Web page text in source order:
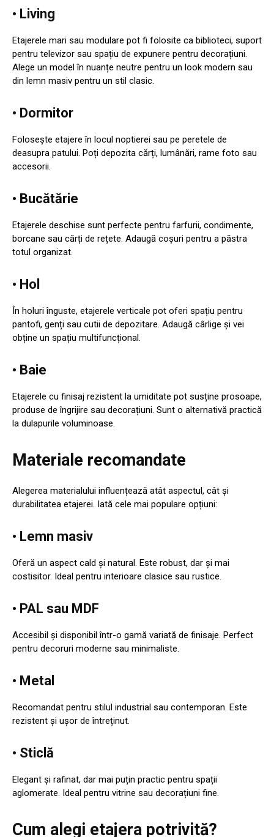
• Living
Etajerele mari sau modulare pot fi folosite ca biblioteci, suport
pentru televizor sau spațiu de expunere pentru decorațiuni.
Alege un model în nuanțe neutre pentru un look modern sau
din lemn masiv pentru un stil clasic.
• Dormitor
Folosește etajere în locul noptierei sau pe peretele de
deasupra patului. Poți depozita cărți, lumânări, rame foto sau
accesorii.
• Bucătărie
Etajerele deschise sunt perfecte pentru farfurii, condimente,
borcane sau cărți de rețete. Adaugă coșuri pentru a păstra
totul organizat.
• Hol
În holuri înguste, etajerele verticale pot oferi spațiu pentru
pantofi, genți sau cutii de depozitare. Adaugă cârlige și vei
obține un spațiu multifuncțional.
• Baie
Etajerele cu finisaj rezistent la umiditate pot susține prosoape,
produse de îngrijire sau decorațiuni. Sunt o alternativă practică
la dulapurile voluminoase.
Materiale recomandate
Alegerea materialului influențează atât aspectul, cât și
durabilitatea etajerei. Iată cele mai populare opțiuni:
• Lemn masiv
Oferă un aspect cald și natural. Este robust, dar și mai
costisitor. Ideal pentru interioare clasice sau rustice.
• PAL sau MDF
Accesibil și disponibil într-o gamă variată de finisaje. Perfect
pentru decoruri moderne sau minimaliste.
• Metal
Recomandat pentru stilul industrial sau contemporan. Este
rezistent și ușor de întreținut.
• Sticlă
Elegant și rafinat, dar mai puțin practic pentru spații
aglomerate. Ideal pentru vitrine sau decorațiuni fine.
Cum alegi etajera potrivită?